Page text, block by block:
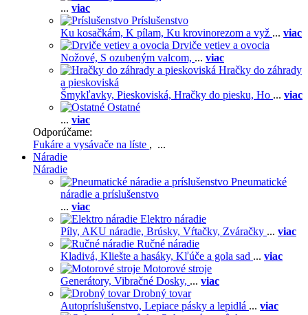
... viac
Príslušenstvo
Ku kosačkám, K pílam, Ku krovinorezom a vyž ... viac
Drviče vetiev a ovocia
Nožové, S ozubeným valcom, ... viac
Hračky do záhrady
a pieskoviská
Šmykľavky, Pieskoviská, Hračky do piesku, Ho ... viac
Ostatné
... viac
Odporúčame:
Fukáre a vysávače na líste , ...
Náradie
Náradie
Pneumatické
náradie a príslušenstvo
... viac
Elektro náradie
Píly, AKU náradie, Brúsky, Vŕtačky, Zváračky ... viac
Ručné náradie
Kladivá, Kliešte a hasáky, Kľúče a gola sad ... viac
Motorové stroje
Generátory, Vibračné Dosky, ... viac
Drobný tovar
Autopríslušenstvo, Lepiace pásky a lepidlá ... viac